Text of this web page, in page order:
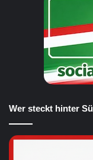
Wer steckt hinter